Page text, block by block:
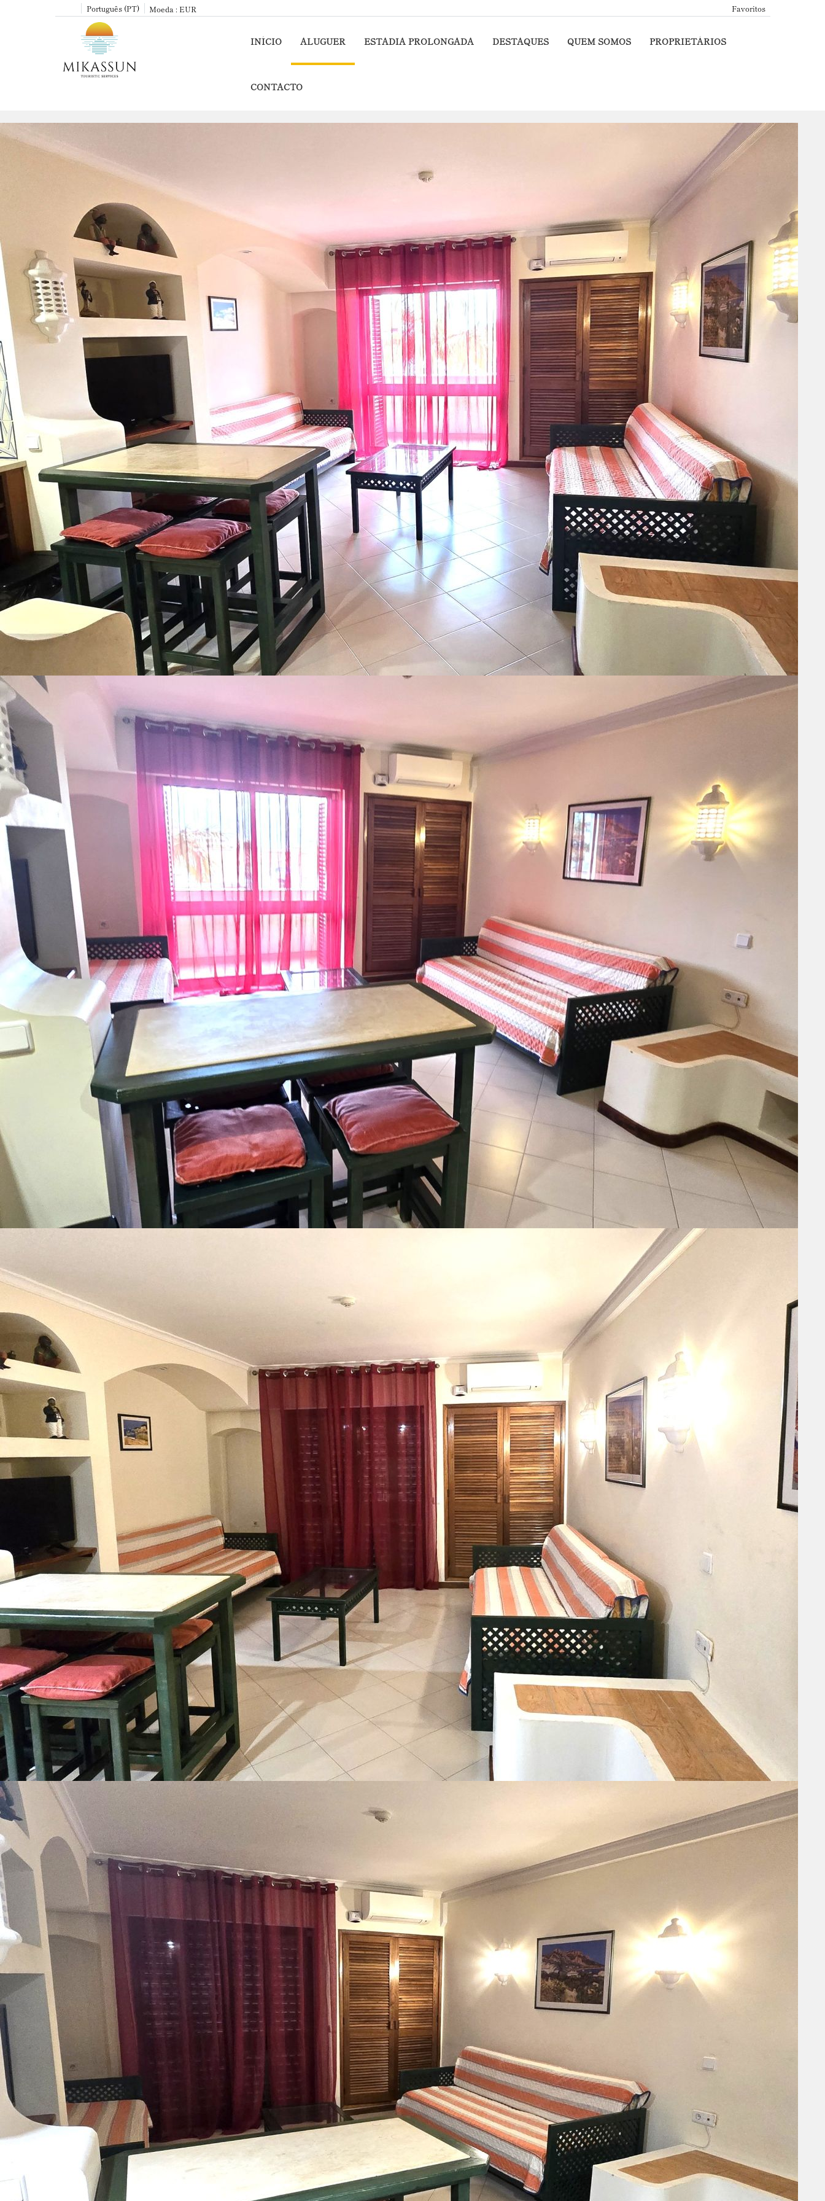
Português (PT) Moeda : EUR Favoritos
INÍCIO ALUGUER ESTADIA PROLONGADA DESTAQUES QUEM SOMOS PROPRIETÁRIOS
CONTACTO